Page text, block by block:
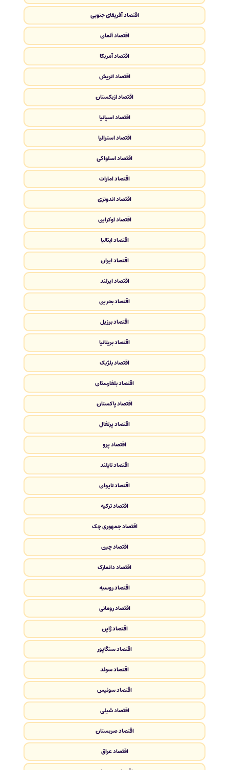
اقتصاد آفریقای جنوبی
اقتصاد آلمان
اقتصاد آمریکا
اقتصاد اتریش
اقتصاد ازبکستان
اقتصاد اسپانیا
اقتصاد استرالیا
اقتصاد اسلواکی
اقتصاد امارات
اقتصاد اندونزی
اقتصاد اوکراین
اقتصاد ایتالیا
اقتصاد ایران
اقتصاد ایرلند
اقتصاد بحرین
اقتصاد برزیل
اقتصاد بریتانیا
اقتصاد بلژیک
اقتصاد بلغارستان
اقتصاد پاکستان
اقتصاد پرتغال
اقتصاد پرو
اقتصاد تایلند
اقتصاد تایوان
اقتصاد ترکیه
اقتصاد جمهوری چک
اقتصاد چین
اقتصاد دانمارک
اقتصاد روسیه
اقتصاد رومانی
اقتصاد ژاپن
اقتصاد سنگاپور
اقتصاد سوئد
اقتصاد سوئیس
اقتصاد شیلی
اقتصاد صربستان
اقتصاد عراق